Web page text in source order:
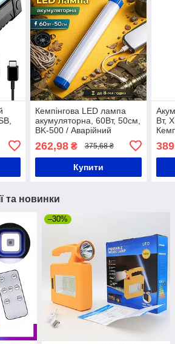
Кемпінгова LED лампа
акумуляторна, 60Вт, 50см,
BK-500 / Аварійний
кемпінгу / Світлодіодний
ліхтар з гачком
262,98₴ 375,68 ₴
Купити
Вт,
389
та новинки
–30%